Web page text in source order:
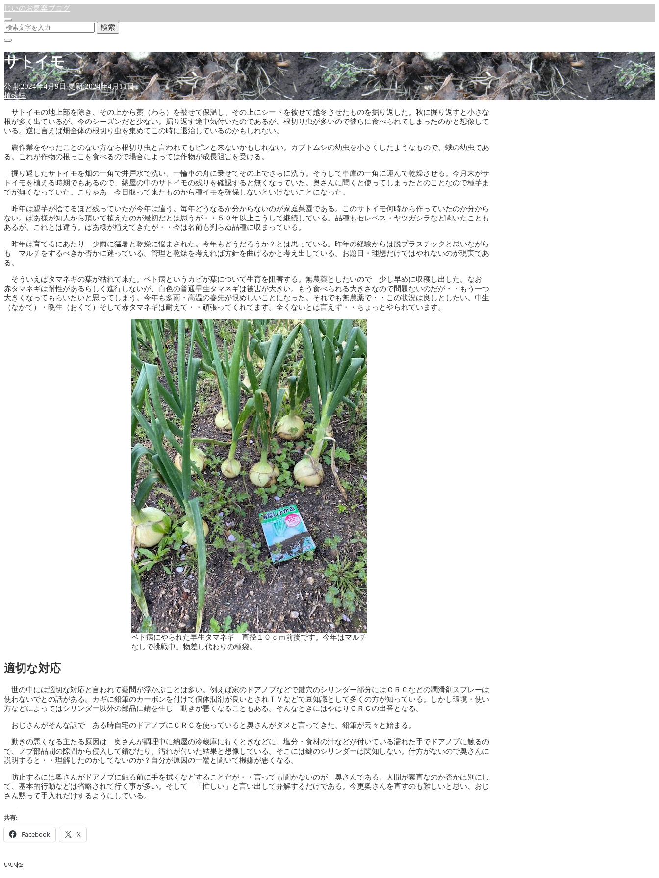
じいのお気楽ブログ
検索
サトイモ
公開:2024年4月9日 更新:2024年4月11日
植物誌
サトイモの地上部を除き、その上から藁（わら）を被せて保温し、その上にシートを被せて越冬させたものを掘り返した。秋に掘り返すと小さな
根が多く出ているが、今のシーズンだと少ない。掘り返す途中気付いたのであるが、根切り虫が多いので彼らに食べられてしまったのかと想像して
いる。逆に言えば畑全体の根切り虫を集めてこの時に退治しているのかもしれない。
農作業をやったことのない方なら根切り虫と言われてもピンと来ないかもしれない。カブトムシの幼虫を小さくしたようなもので、蛾の幼虫であ
る。これが作物の根っこを食べるので場合によっては作物が成長阻害を受ける。
掘り返したサトイモを畑の一角で井戸水で洗い、一輪車の舟に乗せてその上でさらに洗う。そうして車庫の一角に運んで乾燥させる。今月末がサ
トイモを植える時期でもあるので、納屋の中のサトイモの残りを確認すると無くなっていた。奥さんに聞くと使ってしまったとのことなので種芋ま
でが無くなっていた。こりゃあ 今日取って来たものから種イモを確保しないといけないことになった。
昨年は親芋が捨てるほど残っていたが今年は違う。毎年どうなるか分からないのが家庭菜園である。このサトイモ何時から作っていたのか分から
ない。ばあ様が知人から頂いて植えたのが最初だとは思うが・・５０年以上こうして継続している。品種もセレベス・ヤツガシラなど聞いたことも
あるが、これとは違う。ばあ様が植えてきたが・・今は名前も判らぬ品種に収まっている。
昨年は育てるにあたり 少雨に猛暑と乾燥に悩まされた。今年もどうだろうか？とは思っている。昨年の経験からは脱プラスチックと思いながら
も マルチをするべきか否かに迷っている。管理と乾燥を考えれば方針を曲げるかと考え出している。お題目・理想だけではやれないのが現実であ
る。
そういえばタマネギの葉が枯れて来た。ベト病というカビが葉について生育を阻害する。無農薬としたいので 少し早めに収穫し出した。なお
赤タマネギは耐性があるらしく進行しないが、白色の普通早生タマネギは被害が大きい。もう食べられる大きさなので問題ないのだが・・もう一つ
大きくなってもらいたいと思ってしまう。今年も多雨・高温の春先が恨めしいことになった。それでも無農薬で・・この状況は良しとしたい。中生
（なかて）・晩生（おくて）そして赤タマネギは耐えて・・頑張ってくれてます。全くないとは言えず・・ちょっとやられています。
ベト病にやられた早生タマネギ 直径１０ｃｍ前後です。今年はマルチ
なしで挑戦中。物差し代わりの種袋。
適切な対応
世の中には適切な対応と言われて疑問が浮かぶことは多い。例えば家のドアノブなどで鍵穴のシリンダー部分にはＣＲＣなどの潤滑剤スプレーは
使わないでとの話がある。カギに鉛筆のカーボンを付けて個体潤滑が良いとされＴＶなどで豆知識として多くの方が知っている。しかし環境・使い
方などによってはシリンダー以外の部品に錆を生じ 動きが悪くなることもある。そんなときにはやはりＣＲＣの出番となる。
おじさんがそんな訳で ある時自宅のドアノブにＣＲＣを使っていると奥さんがダメと言ってきた。鉛筆が云々と始まる。
動きの悪くなる主たる原因は 奥さんが調理中に納屋の冷蔵庫に行くときなどに、塩分・食材の汁などが付いている濡れた手でドアノブに触るの
で、ノブ部品間の隙間から侵入して錆びたり、汚れが付いた結果と想像している。そこには鍵のシリンダーは関知しない。仕方がないので奥さんに
説明すると・・理解したのかしてないのか？自分が原因の一端と聞いて機嫌が悪くなる。
防止するには奥さんがドアノブに触る前に手を拭くなどすることだが・・言っても聞かないのが、奥さんである。人間が素直なのか否かは別にし
て、基本的行動などは省略されて行く事が多い。そして 「忙しい」と言い出して弁解するだけである。今更奥さんを直すのも難しいと思い、おじ
さん黙って手入れだけするようにしている。
共有:
Facebook X
いいね: